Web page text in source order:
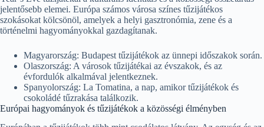
jelentősebb elemei. Európa számos városa színes tűzijátékos
szokásokat kölcsönöl, amelyek a helyi gasztronómia, zene és a
történelmi hagyományokkal gazdagítanak.
Magyarország: Budapest tűzijátékok az ünnepi időszakok során.
Olaszország: A városok tűzijátékai az évszakok, és az
évfordulók alkalmával jelentkeznek.
Spanyolország: La Tomatina, a nap, amikor tűzijátékok és
csokoládé tűzrakása találkozik.
Európai hagyományok és tűzijátékok a közösségi élményben